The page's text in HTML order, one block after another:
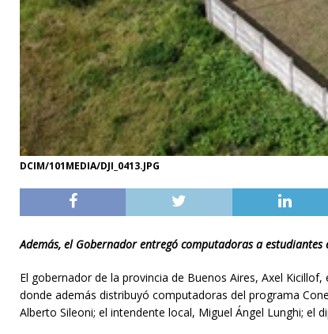
DCIM/101MEDIA/DJI_0413.JPG
Además, el Gobernador entregó computadoras a
El gobernador de la provincia de Buenos Aires, Axel
donde además distribuyó computadoras del programa
Alberto Sileoni; el intendente local, Miguel Ángel Lunghi; el